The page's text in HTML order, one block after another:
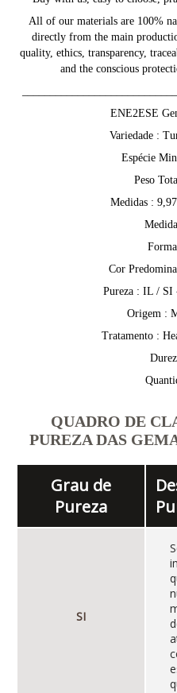
All of our materials are 100%
directly from the main
quality, ethics, transparency,
and the conscious
ENE2ESE
Variedade :
Espécie
Peso
Medidas :
Cor
Pureza : IL / SI
Origem :
Tratamento :
QUADRO DE
PUREZA DAS
Grau de
Pureza
SI